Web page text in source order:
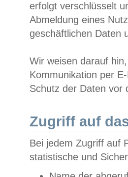
erfolgt verschlüsselt
Abmeldung eines
geschäftlichen Daten
Wir weisen darauf
Kommunikation per
Schutz der Daten vor
Zugriff auf
Bei jedem Zugriff auf
statistische und